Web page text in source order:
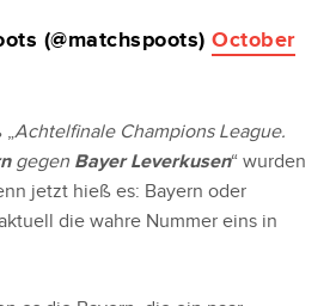
(@matchspoots) October
„Achtelfinale Champions League.
gegen Bayer Leverkusen“ wurden
jetzt hieß es: Bayern oder
die wahre Nummer eins in